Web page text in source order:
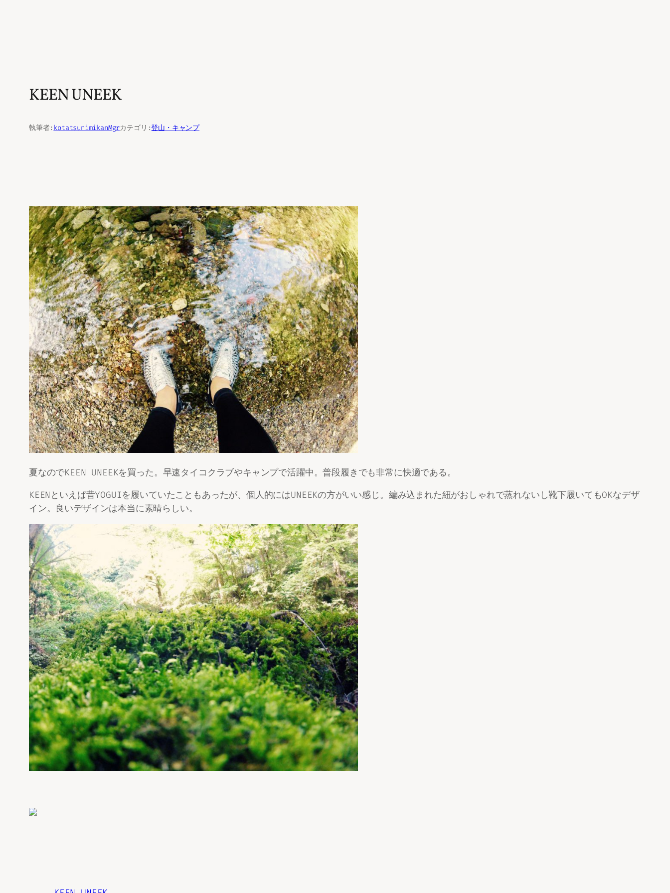
KEEN UNEEK
執筆者: kotatsunimikanMgrカテゴリ:登山・キャンプ
夏なのでKEEN UNEEKを買った。早速タイコクラブやキャンプで活躍中。普段履きでも非常に快適である。
KEENといえば昔YOGUIを履いていたこともあったが、個人的にはUNEEKの方がいい感じ。編み込まれた紐がおしゃれで蒸れないし靴下履いてもOKなデザ
イン。良いデザインは本当に素晴らしい。